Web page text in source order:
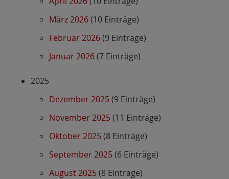
März 2026(10 Einträge)
Februar 2026(9 Einträge)
Januar 2026(7 Einträge)
2025
Dezember 2025(9 Einträge)
November 2025(11 Einträge)
Oktober 2025(8 Einträge)
September 2025(6 Einträge)
August 2025(8 Einträge)